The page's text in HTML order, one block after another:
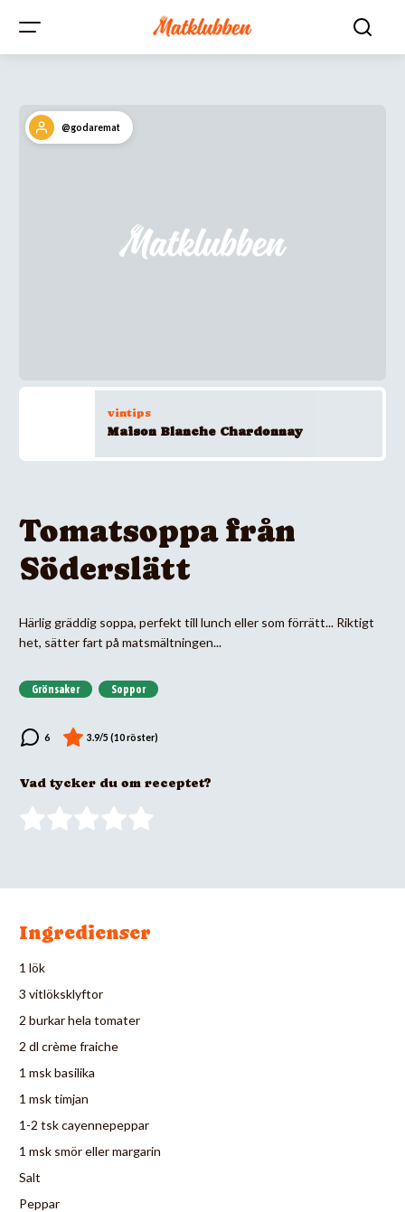
@godaremat
vintips
Maison Blanche Chardonnay
Tomatsoppa från
Söderslätt
Härlig gräddig soppa, perfekt till lunch eller som förrätt... Riktigt
het, sätter fart på matsmältningen...
Grönsaker Soppor
Vad tycker du om receptet?
Ingredienser
1 lök
3 vitlöksklyftor
2 burkar hela tomater
2 dl crème fraiche
1 msk basilika
1 msk timjan
1-2 tsk cayennepeppar
1 msk smör eller margarin
Salt
Peppar